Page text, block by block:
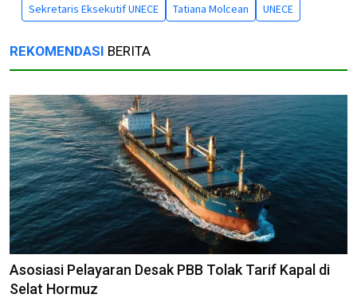
Sekretaris Eksekutif UNECE
Tatiana Molcean UNECE
REKOMENDASI BERITA
Asosiasi Pelayaran Desak PBB Tolak Tarif Kapal di
Selat Hormuz